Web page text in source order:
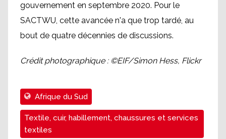
gouvernement en septembre 2020. Pour le
SACTWU, cette avancée n'a que trop tardé, au
bout de quatre décennies de discussions.
Crédit photographique : ©EIF/Simon Hess, Flickr
Afrique du Sud
Textile, cuir, habillement, chaussures et services
textiles